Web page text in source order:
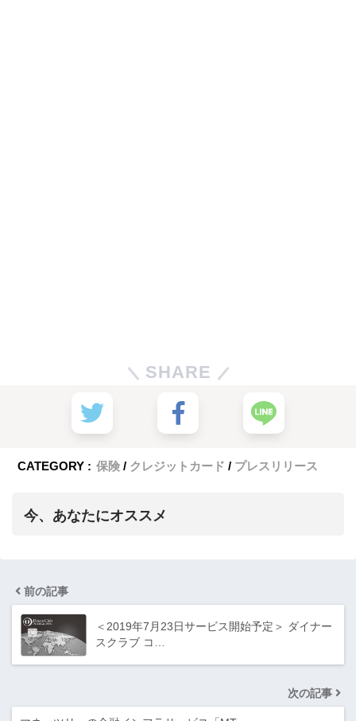
SHARE
CATEGORY : 保険 クレジットカード プレスリリース
今、あなたにオススメ
前の記事
＜2019年7月23日サービス開始予定＞ ダイナー
スクラブ コ…
次の記事